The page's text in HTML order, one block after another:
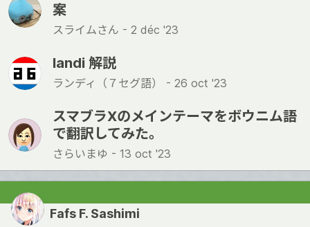
案
スライムさん - 2 déc '23
landi 解説
ランディ（７セグ語） - 26 oct '23
スマブラXのメインテーマをボウニム語
で翻訳してみた。
さらいまゆ - 13 oct '23
Fafs F. Sashimi